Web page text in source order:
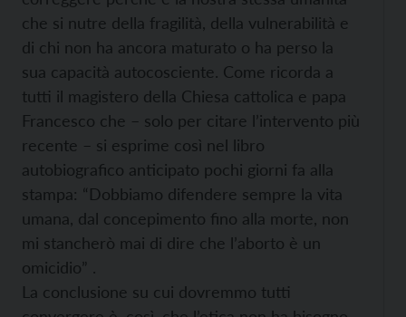
che si nutre della fragilità, della vulnerabilità e
di chi non ha ancora maturato o ha perso la
sua capacità autocosciente. Come ricorda a
tutti il magistero della Chiesa cattolica e papa
Francesco che – solo per citare l’intervento più
recente – si esprime così nel libro
autobiografico anticipato pochi giorni fa alla
stampa: “Dobbiamo difendere sempre la vita
umana, dal concepimento fino alla morte, non
mi stancherò mai di dire che l’aborto è un
omicidio” .
La conclusione su cui dovremmo tutti